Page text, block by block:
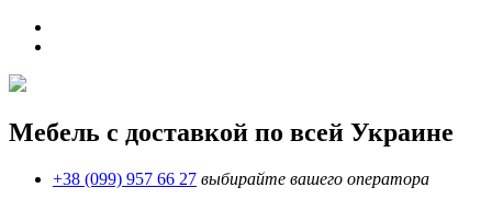
Мебель с доставкой по всей Украине
+38 (099) 957 66 27 выбирайте вашего оператора